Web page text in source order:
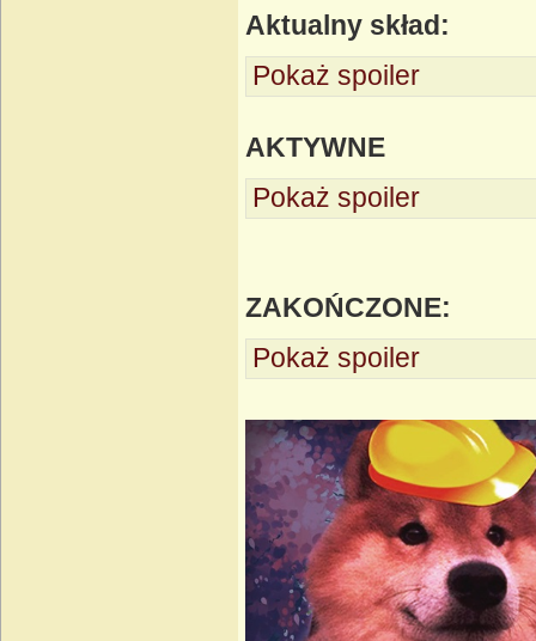
Aktualny skład:
Pokaż spoiler
AKTYWNE
Pokaż spoiler
ZAKOŃCZONE:
Pokaż spoiler